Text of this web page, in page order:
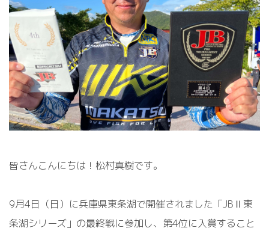
皆さんこんにちは！松村真樹です。
9月4日（日）に兵庫県東条湖で開催されました「JBⅡ東
条湖シリーズ」の最終戦に参加し、第4位に入賞すること